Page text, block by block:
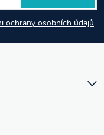
ochrany osobních údajů